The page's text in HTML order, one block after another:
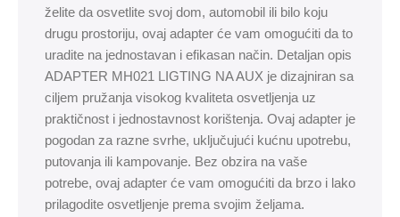
želite da osvetlite svoj dom, automobil ili bilo koju
drugu prostoriju, ovaj adapter će vam omogućiti da to
uradite na jednostavan i efikasan način. Detaljan opis
ADAPTER MH021 LIGTING NA AUX je dizajniran sa
ciljem pružanja visokog kvaliteta osvetljenja uz
praktičnost i jednostavnost korištenja. Ovaj adapter je
pogodan za razne svrhe, uključujući kućnu upotrebu,
putovanja ili kampovanje. Bez obzira na vaše
potrebe, ovaj adapter će vam omogućiti da brzo i lako
prilagodite osvetljenje prema svojim željama.